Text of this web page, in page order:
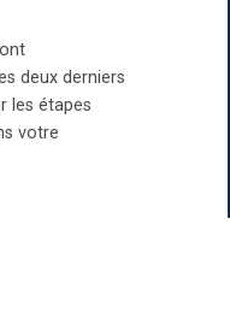
deux derniers
les étapes
votre